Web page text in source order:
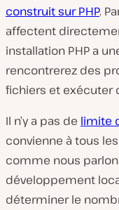
construit sur PHP.
affectent
installation PHP a
rencontrerez des
fichiers et exécuter
Il n’y a pas de limite
convienne à tous
comme nous
développement
déterminer le